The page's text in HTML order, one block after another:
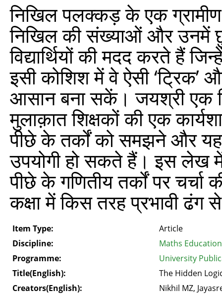
निखिल पलक्कड़ के एक
निखिल की संख्‍याओं और उनमें
विद्यार्थियों की मदद करते हैं
इसी कोशिश में वे ऐसी ‘ट्रिक’
आसान बना सकें। जयश्री एक
मुलाक़ात शिक्षकों की एक
पीछे के तर्कों को समझने और
उपयोगी हो सकते हैं। इस लेख
पीछे के गणितीय तर्कों पर चर्चा
कक्षा में किस तरह प्रभावी
Item Type:
Article
Discipline:
Maths Education
Programme:
University
Title(English):
The Hidden
Creators(English):
Nikhil MZ,